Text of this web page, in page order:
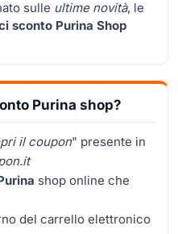
sulle ultime novità, le
sconto Purina Shop
Purina shop?
il coupon" presente in
shop online che
del carrello elettronico